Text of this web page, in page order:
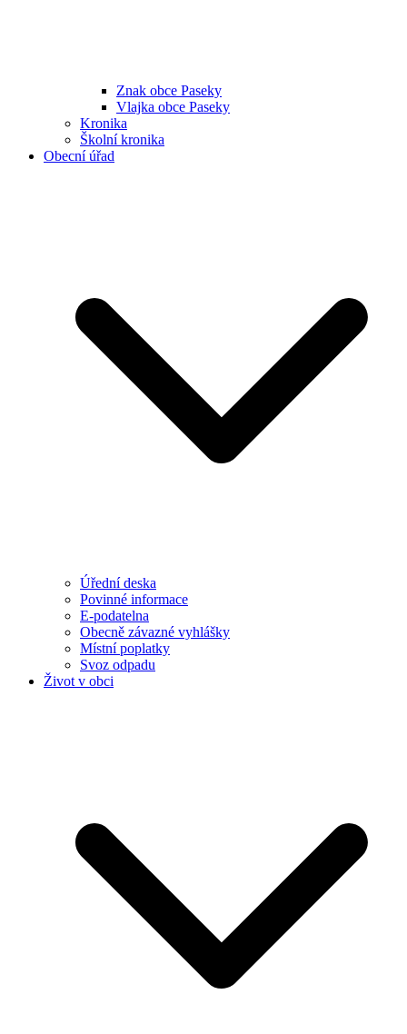
Znak obce Paseky
Vlajka obce Paseky
Kronika
Školní kronika
Obecní úřad
Úřední deska
Povinné informace
E-podatelna
Obecně závazné vyhlášky
Místní poplatky
Svoz odpadu
Život v obci